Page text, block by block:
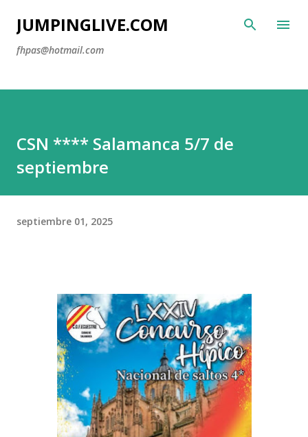
Ir al contenido principal
JUMPINGLIVE.COM
fhpas@hotmail.com
CSN **** Salamanca 5/7 de
septiembre
septiembre 01, 2025